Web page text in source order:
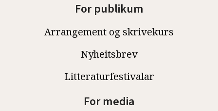
For publikum
Arrangement og skrivekurs
Nyheitsbrev
Litteraturfestivalar
For media